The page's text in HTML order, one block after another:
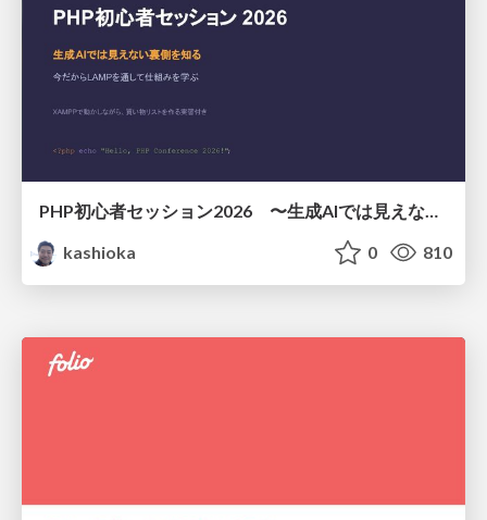
PHP初心者セッション2026 〜生成AIでは見えない裏側を知る：今だからLAMPを通して仕組みを学ぶ〜
kashioka
0 810